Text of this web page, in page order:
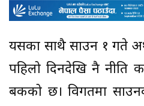
यसका साथै साउन १ गते
पहिलो दिनदेखि नै नीति
बैंकको छ। विगतमा